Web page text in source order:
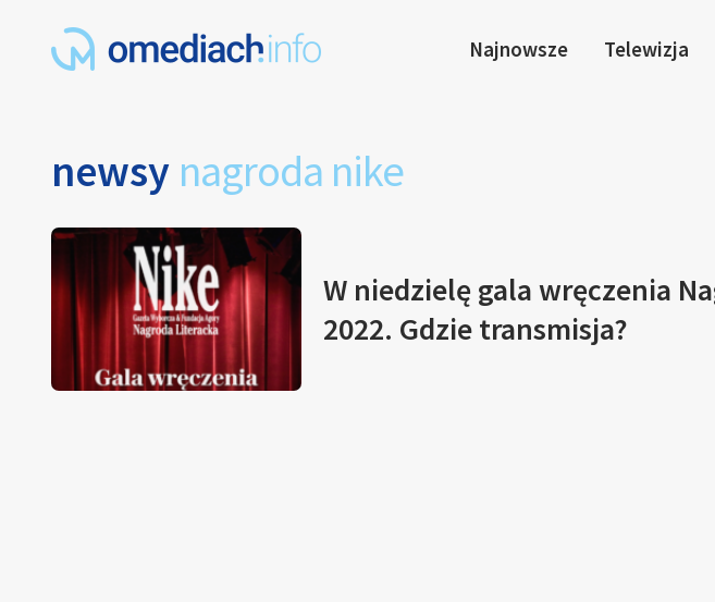
Najnowsze Telewizja
newsy nagroda nike
W niedzielę gala wręczenia
2022. Gdzie transmisja?